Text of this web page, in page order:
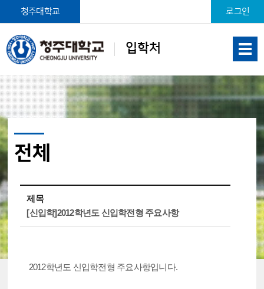
입학처
청주대학교 로그인
전체
제목
[신입학]2012학년도 신입학전형 주요사항
2012학년도 신입학전형 주요사항입니다.